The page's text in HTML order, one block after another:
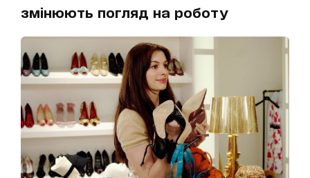
змінюють погляд на роботу